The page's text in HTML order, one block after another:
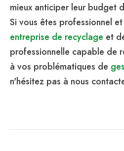
mieux anticiper leur budget
Si vous êtes professionnel
entreprise de recyclage et
professionnelle capable de
à vos problématiques de
n'hésitez pas à nous